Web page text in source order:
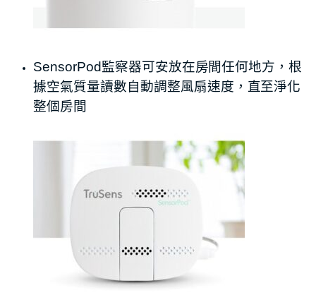
SensorPod監察器可安放在房間任何地方，根
據空氣質量讀數自動調整風扇速度，直至淨化
整個房間